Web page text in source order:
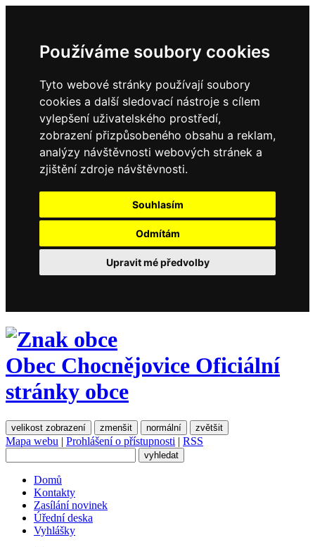
Používáme soubory cookies
Tyto webové stránky používají soubory
cookies a další sledovací nástroje s cílem
vylepšení uživatelského prostředí,
zobrazení přizpůsobeného obsahu a reklam,
analýzy návštěvnosti webových stránek a
zjištění zdroje návštěvnosti.
Souhlasím
Odmítám
Upravit mé předvolby
Obec Chocnějovice Oficiální
stránky obce
velikost zobrazení zmenšit normální zvětšit
Mapa webu | Prohlášení o přístupnosti | RSS
Domů
Kontakty
Zasílání novinek
Úřední deska
Vyhlášky